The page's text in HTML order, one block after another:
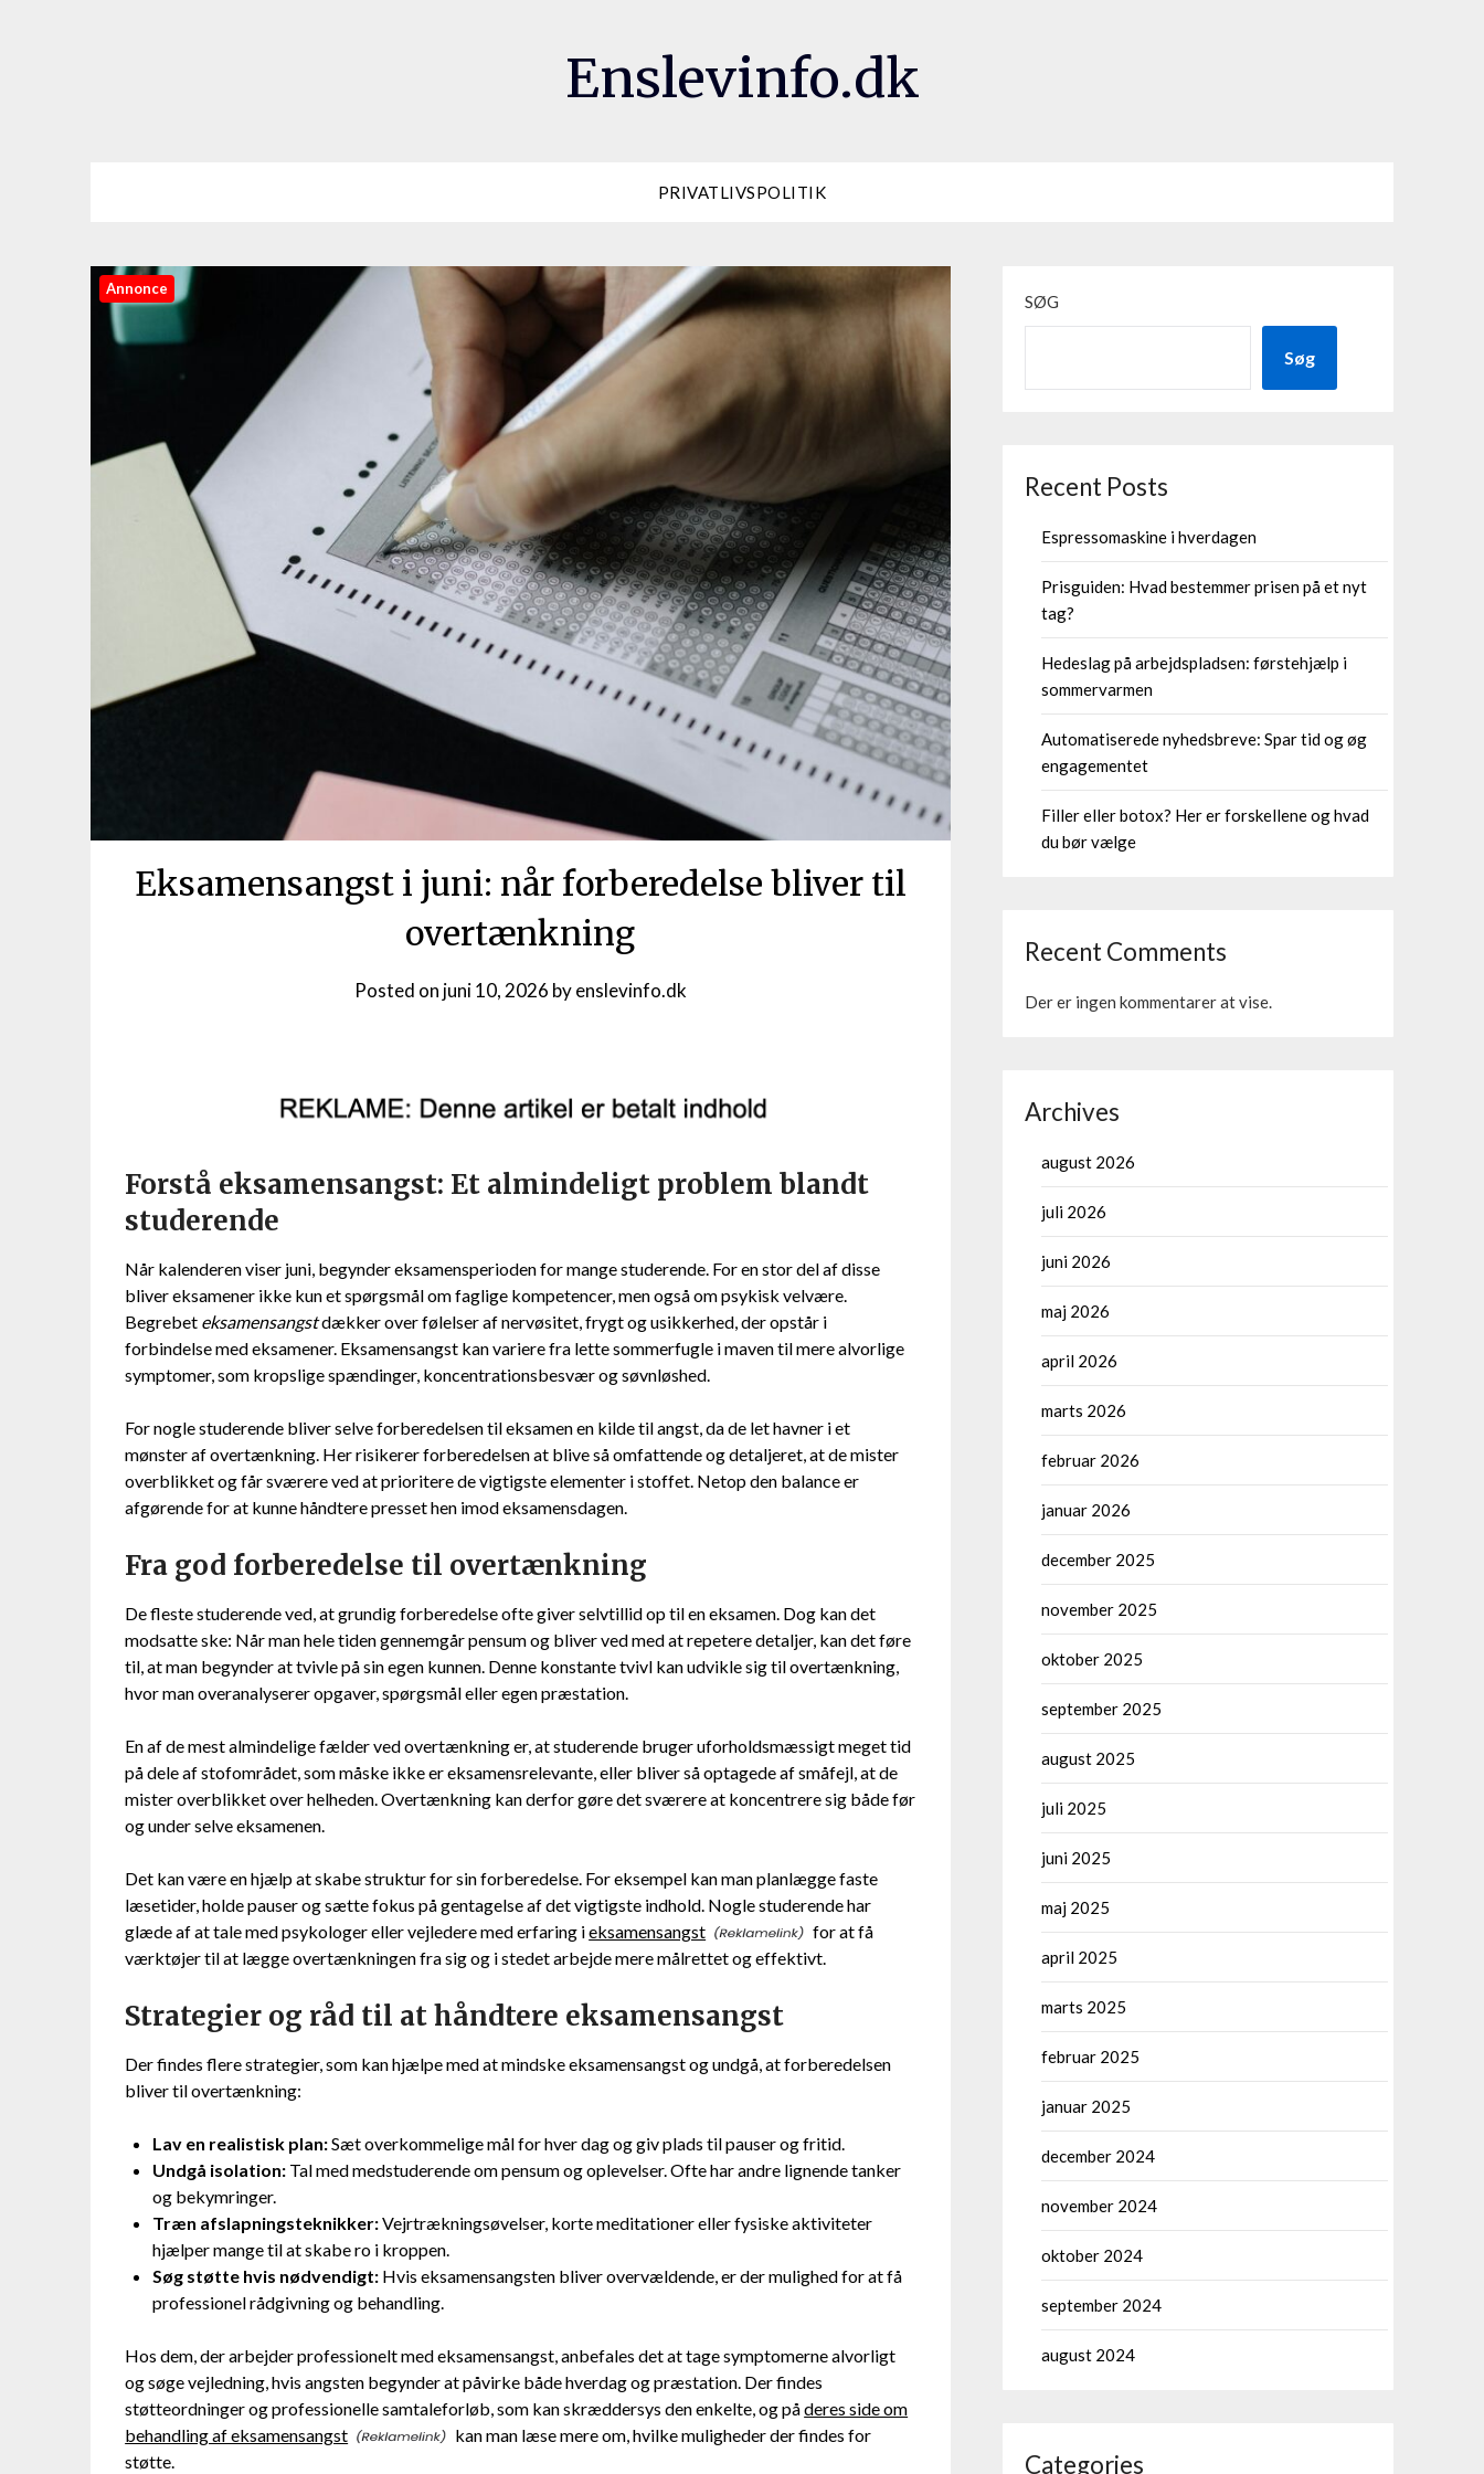
Enslevinfo.dk
PRIVATLIVSPOLITIK
Annonce
Eksamensangst i juni: når forberedelse bliver til
overtænkning
Posted on juni 10, 2026 byenslevinfo.dk
Forstå eksamensangst: Et almindeligt problem blandt
studerende
Når kalenderen viser juni, begynder eksamensperioden for mange studerende. For en stor del af disse
bliver eksamener ikke kun et spørgsmål om faglige kompetencer, men også om psykisk velvære.
Begrebet eksamensangstdækker over følelser af nervøsitet, frygt og usikkerhed, der opstår i
forbindelse med eksamener. Eksamensangst kan variere fra lette sommerfugle i maven til mere alvorlige
symptomer, som kropslige spændinger, koncentrationsbesvær og søvnløshed.
For nogle studerende bliver selve forberedelsen til eksamen en kilde til angst, da de let havner i et
mønster af overtænkning. Her risikerer forberedelsen at blive så omfattende og detaljeret, at de mister
overblikket og får sværere ved at prioritere de vigtigste elementer i stoffet. Netop den balance er
afgørende for at kunne håndtere presset hen imod eksamensdagen.
Fra god forberedelse til overtænkning
De fleste studerende ved, at grundig forberedelse ofte giver selvtillid op til en eksamen. Dog kan det
modsatte ske: Når man hele tiden gennemgår pensum og bliver ved med at repetere detaljer, kan det føre
til, at man begynder at tvivle på sin egen kunnen. Denne konstante tvivl kan udvikle sig til overtænkning,
hvor man overanalyserer opgaver, spørgsmål eller egen præstation.
En af de mest almindelige fælder ved overtænkning er, at studerende bruger uforholdsmæssigt meget tid
på dele af stofområdet, som måske ikke er eksamensrelevante, eller bliver så optagede af småfejl, at de
mister overblikket over helheden. Overtænkning kan derfor gøre det sværere at koncentrere sig både før
og under selve eksamenen.
Det kan være en hjælp at skabe struktur for sin forberedelse. For eksempel kan man planlægge faste
læsetider, holde pauser og sætte fokus på gentagelse af det vigtigste indhold. Nogle studerende har
glæde af at tale med psykologer eller vejledere med erfaring ieksamensangst
for at få
værktøjer til at lægge overtænkningen fra sig og i stedet arbejde mere målrettet og effektivt.
Strategier og råd til at håndtere eksamensangst
Der findes flere strategier, som kan hjælpe med at mindske eksamensangst og undgå, at forberedelsen
bliver til overtænkning:
Lav en realistisk plan:Sæt overkommelige mål for hver dag og giv plads til pauser og fritid.
Undgå isolation: Tal med medstuderende om pensum og oplevelser. Ofte har andre lignende tanker
og bekymringer.
Træn afslapningsteknikker:Vejrtrækningsøvelser, korte meditationer eller fysiske aktiviteter
hjælper mange til at skabe ro i kroppen.
Søg støtte hvis nødvendigt: Hvis eksamensangsten bliver overvældende, er der mulighed for at få
professionel rådgivning og behandling.
Hos dem, der arbejder professionelt med eksamensangst, anbefales det at tage symptomerne alvorligt
og søge vejledning, hvis angsten begynder at påvirke både hverdag og præstation. Der findes
støtteordninger og professionelle samtaleforløb, som kan skræddersys den enkelte, og påderes side om
behandling af eksamensangst
kan man læse mere om, hvilke muligheder der findes for
støtte.
SØG
Søg
Recent Posts
Espressomaskine i hverdagen
Prisguiden: Hvad bestemmer prisen på et nyt
tag?
Hedeslag på arbejdspladsen: førstehjælp i
sommervarmen
Automatiserede nyhedsbreve: Spar tid og øg
engagementet
Filler eller botox? Her er forskellene og hvad
du bør vælge
Recent Comments
Der er ingen kommentarer at vise.
Archives
august 2026
juli 2026
juni 2026
maj 2026
april 2026
marts 2026
februar 2026
januar 2026
december 2025
november 2025
oktober 2025
september 2025
august 2025
juli 2025
juni 2025
maj 2025
april 2025
marts 2025
februar 2025
januar 2025
december 2024
november 2024
oktober 2024
september 2024
august 2024
Categories